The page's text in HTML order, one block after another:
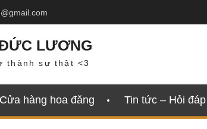
LƯƠNG
thành sự thật <3
Cửa hàng hoa đăng Tin tức – Hỏi đáp